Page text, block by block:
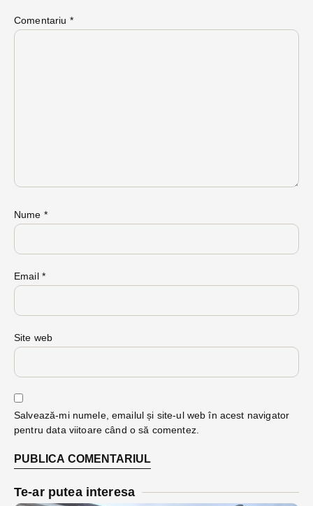
Comentariu *
Nume *
Email *
Site web
Salvează-mi numele, emailul și site-ul web în acest navigator
pentru data viitoare când o să comentez.
Te-ar putea interesa